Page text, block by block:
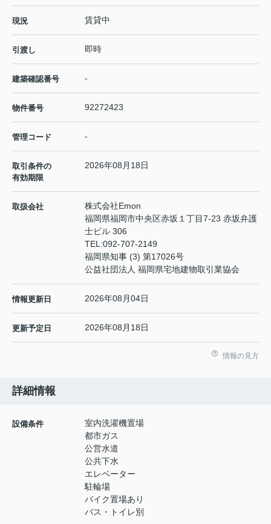
現況 賃貸中
引渡し 即時
建築確認番号 -
物件番号 92272423
管理コード -
取引条件の
有効期限
2026年08月18日
取扱会社
株式会社Emon
福岡県福岡市中央区赤坂１丁目7-23 赤坂弁護
士ビル 306
TEL:092-707-2149
福岡県知事 (3) 第17026号
公益社団法人 福岡県宅地建物取引業協会
情報更新日 2026年08月04日
更新予定日 2026年08月18日
情報の見方
詳細情報
設備条件
室内洗濯機置場
都市ガス
公営水道
公共下水
エレベーター
駐輪場
バイク置場あり
バス・トイレ別